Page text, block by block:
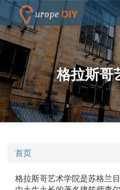
格拉斯哥
首页
格拉斯哥艺术学院是苏格兰